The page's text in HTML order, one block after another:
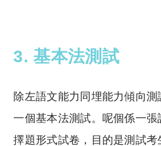
3. 基本法測試
除左語文能力同埋能力傾向
一個基本法測試。呢個係一
擇題形式試卷，目的是測試考